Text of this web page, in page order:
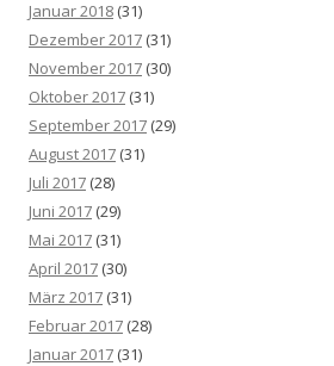
Januar 2018 (31)
Dezember 2017 (31)
November 2017 (30)
Oktober 2017 (31)
September 2017 (29)
August 2017 (31)
Juli 2017 (28)
Juni 2017 (29)
Mai 2017 (31)
April 2017 (30)
März 2017 (31)
Februar 2017 (28)
Januar 2017 (31)